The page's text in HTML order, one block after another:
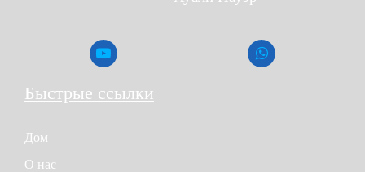
< >
Быстрые ссылки
Дом
О нас